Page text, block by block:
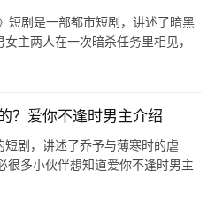
短剧是一部都市短剧，讲述了暗黑
主两人在一次暗杀任务里相见，
？爱你不逢时男主介绍
短剧，讲述了乔予与薄寒时的虐
很多小伙伴想知道爱你不逢时男主